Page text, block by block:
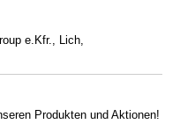
e.Kfr., Lich,
Produkten und Aktionen!